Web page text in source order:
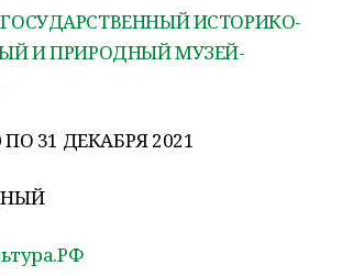
ИСТОРИКО-
И ПРИРОДНЫЙ МУЗЕЙ-
31 ДЕКАБРЯ 2021